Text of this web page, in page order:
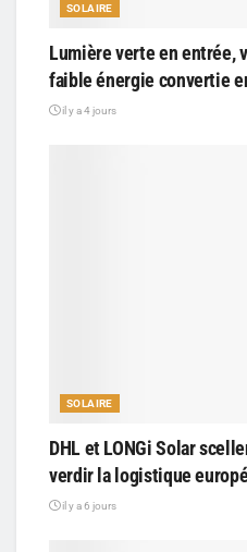
SOLAIRE
Lumière verte en entrée,
faible énergie convertie
il y a 4 jours
SOLAIRE
DHL et LONGi Solar
verdir la logistique
il y a 6 jours